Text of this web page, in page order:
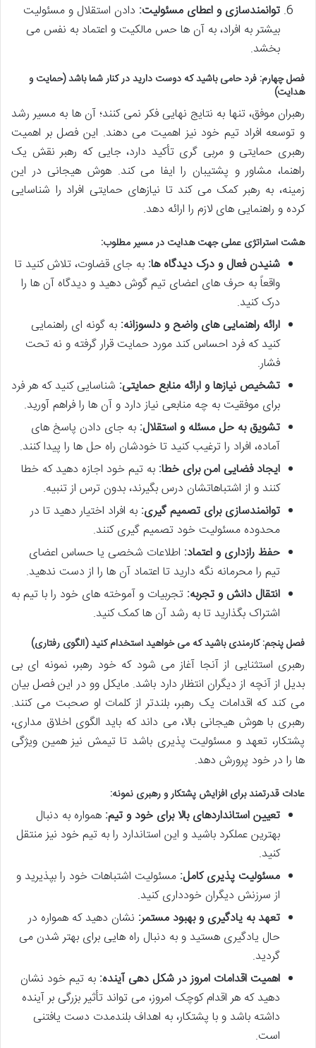
توانمندسازی و اعطای مسئولیت: دادن استقلال و مسئولیت
بیشتر به افراد، به آن ها حس مالکیت و اعتماد به نفس می
بخشد.
فصل چهارم: فرد حامی باشید که دوست دارید در کنار شما باشد (حمایت و
هدایت)
رهبران موفق، تنها به نتایج نهایی فکر نمی کنند؛ آن ها به مسیر رشد
و توسعه افراد تیم خود نیز اهمیت می دهند. این فصل بر اهمیت
رهبری حمایتی و مربی گری تأکید دارد، جایی که رهبر نقش یک
راهنما، مشاور و پشتیبان را ایفا می کند. هوش هیجانی در این
زمینه، به رهبر کمک می کند تا نیازهای حمایتی افراد را شناسایی
کرده و راهنمایی های لازم را ارائه دهد.
هشت استراتژی عملی جهت هدایت در مسیر مطلوب:
شنیدن فعال و درک دیدگاه ها: به جای قضاوت، تلاش کنید تا
واقعاً به حرف های اعضای تیم گوش دهید و دیدگاه آن ها را
درک کنید.
ارائه راهنمایی های واضح و دلسوزانه: به گونه ای راهنمایی
کنید که فرد احساس کند مورد حمایت قرار گرفته و نه تحت
فشار.
تشخیص نیازها و ارائه منابع حمایتی: شناسایی کنید که هر فرد
برای موفقیت به چه منابعی نیاز دارد و آن ها را فراهم آورید.
تشویق به حل مسئله و استقلال: به جای دادن پاسخ های
آماده، افراد را ترغیب کنید تا خودشان راه حل ها را پیدا کنند.
ایجاد فضایی امن برای خطا: به تیم خود اجازه دهید که خطا
کنند و از اشتباهاتشان درس بگیرند، بدون ترس از تنبیه.
توانمندسازی برای تصمیم گیری: به افراد اختیار دهید تا در
محدوده مسئولیت خود تصمیم گیری کنند.
حفظ رازداری و اعتماد: اطلاعات شخصی یا حساس اعضای
تیم را محرمانه نگه دارید تا اعتماد آن ها را از دست ندهید.
انتقال دانش و تجربه: تجربیات و آموخته های خود را با تیم به
اشتراک بگذارید تا به رشد آن ها کمک کنید.
فصل پنجم: کارمندی باشید که می خواهید استخدام کنید (الگوی رفتاری)
رهبری استثنایی از آنجا آغاز می شود که خود رهبر، نمونه ای بی
بدیل از آنچه از دیگران انتظار دارد باشد. مایکل وو در این فصل بیان
می کند که اقدامات یک رهبر، بلندتر از کلمات او صحبت می کنند.
رهبری با هوش هیجانی بالا، می داند که باید الگوی اخلاق مداری،
پشتکار، تعهد و مسئولیت پذیری باشد تا تیمش نیز همین ویژگی
ها را در خود پرورش دهد.
عادات قدرتمند برای افزایش پشتکار و رهبری نمونه:
تعیین استانداردهای بالا برای خود و تیم: همواره به دنبال
بهترین عملکرد باشید و این استاندارد را به تیم خود نیز منتقل
کنید.
مسئولیت پذیری کامل: مسئولیت اشتباهات خود را بپذیرید و
از سرزنش دیگران خودداری کنید.
تعهد به یادگیری و بهبود مستمر: نشان دهید که همواره در
حال یادگیری هستید و به دنبال راه هایی برای بهتر شدن می
گردید.
اهمیت اقدامات امروز در شکل دهی آینده: به تیم خود نشان
دهید که هر اقدام کوچک امروز، می تواند تأثیر بزرگی بر آینده
داشته باشد و با پشتکار، به اهداف بلندمدت دست یافتنی
است.